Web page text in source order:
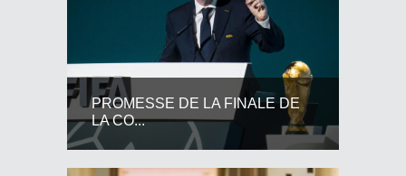
PROMESSE DE LA FINALE DE
LA CO...